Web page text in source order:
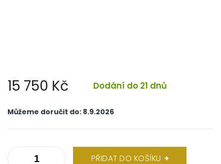
15 750 Kč Dodání do 21 dnů
cena:
Můžeme doručit do: 8.9.2026
PŘIDAT DO KOŠÍKU